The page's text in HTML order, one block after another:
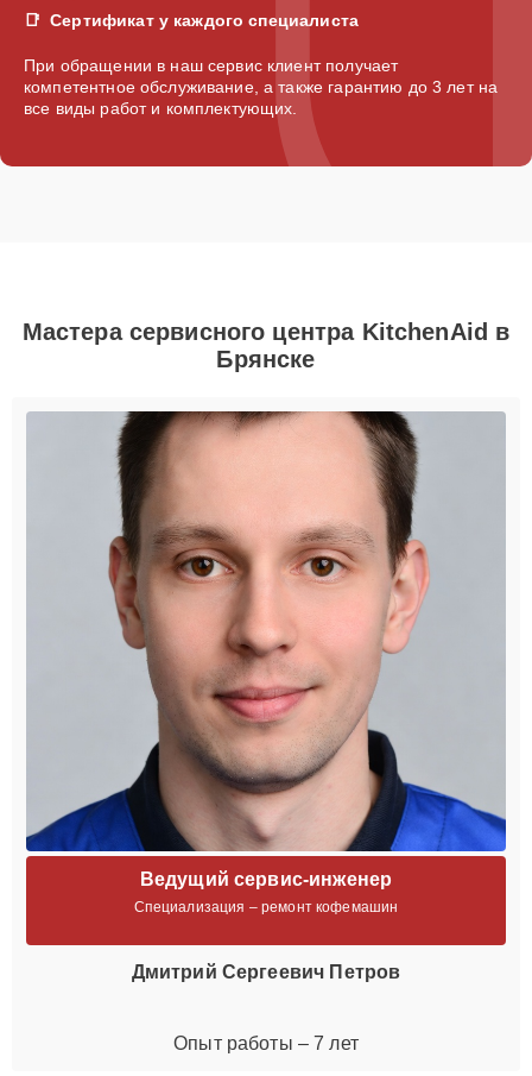
Сертификат у каждого специалиста
При обращении в наш сервис клиент получает
компетентное обслуживание, а также гарантию до 3 лет на
все виды работ и комплектующих.
Мастера сервисного центра KitchenAid в
Брянске
Ведущий сервис-инженер
Специализация – ремонт кофемашин
Дмитрий Сергеевич Петров
Опыт работы – 7 лет